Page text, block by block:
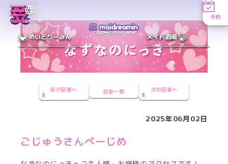
MENUEN／JP
予約
めいどりーみん メイド酒場
前の記事へ 記事一覧 次の記事へ
2025年06月02日
ごじゅうさんぺーじめ